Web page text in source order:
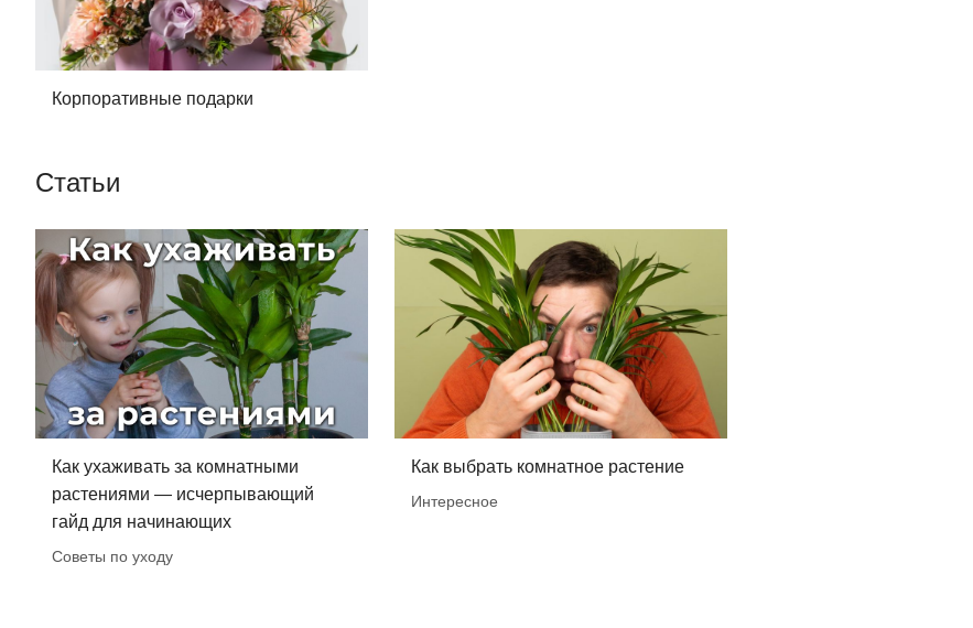
Корпоративные подарки
Статьи
Как ухаживать за комнатными
растениями — исчерпывающий
гайд для начинающих
Советы по уходу
Как выбрать комнатное растение
Интересное